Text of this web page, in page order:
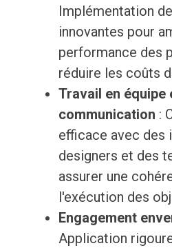
Implémentation
innovantes pour
performance des
réduire les coûts
Travail en équipe
communication :
efficace avec des
designers et des
assurer une
l'exécution des
Engagement
Application